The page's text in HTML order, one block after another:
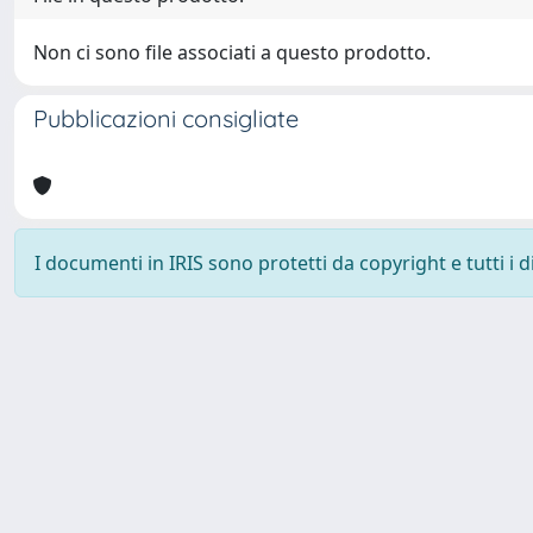
Non ci sono file associati a questo prodotto.
Pubblicazioni consigliate
I documenti in IRIS sono protetti da copyright e tutti i